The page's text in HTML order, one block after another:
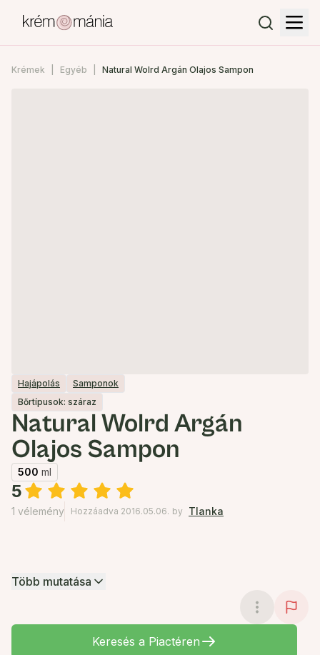
Krémek Egyéb Natural Wolrd Argán Olajos Sampon
Hajápolás
Samponok
Bőrtípusok: száraz
Natural Wolrd Argán
Olajos Sampon
500 ml
5
1 vélemény Hozzáadva 2016.05.06. by Tlanka
Több mutatása
Keresés a Piactéren